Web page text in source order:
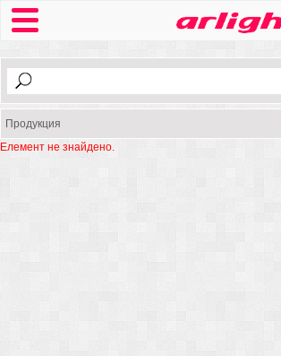
Продукция
Елемент не знайдено.